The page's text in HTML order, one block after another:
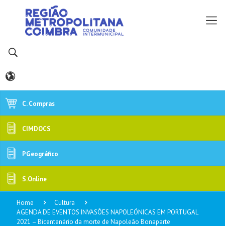
C. Compras
CIMDOCS
PGeográfico
S.Online
Home
Cultura
AGENDA DE EVENTOS INVASÕES NAPOLEÓNICAS EM PORTUGAL
2021 – Bicentenário da morte de Napoleão Bonaparte